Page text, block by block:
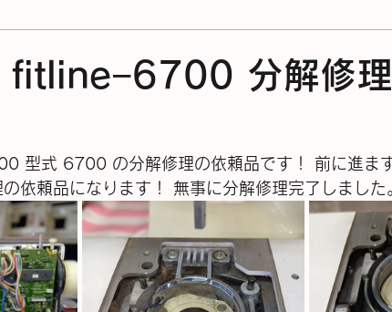
−
fitline−6700 分解修
型式 6700 の分解修理の依頼品です！ 前に進ま
の依頼品になります！ 無事に分解修理完了しまし